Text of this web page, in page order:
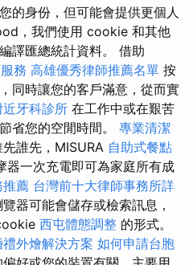
的身份，但可能會提供更個人
，我們使用 cookie 和其他
譯匯總統計資料。 借助
務 高雄優秀律師推薦名單 按
同時讓您的客戶滿意，從而實
牙科診所 在工作中或在艱苦
省您的空閒時間。 專業清潔
誰先，MISURA 自助式餐點
器一次充電即可為家庭所有成
推薦 台灣前十大律師事務所詳
器可能會儲存或檢索訊息，
西屯體態調整 的形式。
禮外燴解決方案 如何申請台胞